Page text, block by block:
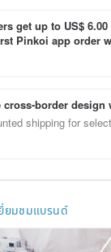
get up to US$
Pinkoi app order
cross-border design
shipping for
ยมชมแบรนด์